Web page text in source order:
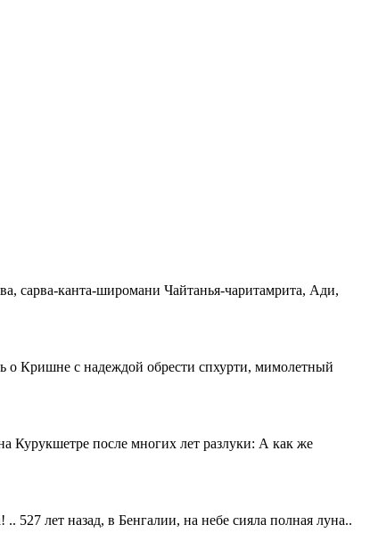
сарва-канта-широмани Чайтанья-чаритамрита, Ади,
о Кришне с надеждой обрести спхурти, мимолетный
Курукшетре после многих лет разлуки: А как же
лет назад, в Бенгалии, на небе сияла полная луна..